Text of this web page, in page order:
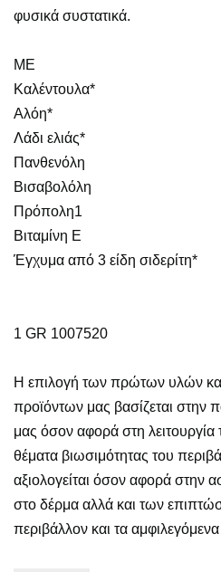
φυσικά συστατικά.
ΜΕ
Καλέντουλα*
Αλόη*
Λάδι ελιάς*
Πανθενόλη
Βισαβολόλη
Πρόπολη1
Βιταμίνη Ε
Έγχυμα από 3
1 GR 1007520
Η επιλογή των πρώτων υλών
προϊόντων μας βασίζεται στην
μας όσον αφορά στη λειτουργία
θέματα βιωσιμότητας του
αξιολογείται όσον αφορά στην
στο δέρμα αλλά και των
περιβάλλον και τα